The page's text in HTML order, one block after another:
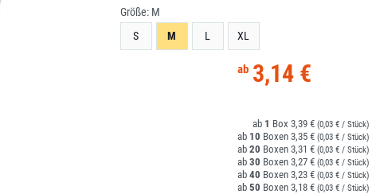
Größe: M
S
M L XL
3,14 €
1 3,39 € (0,03 € / Stück)
10 3,35 € (0,03 € / Stück)
20 3,31 € (0,03 € / Stück)
30 3,27 € (0,03 € / Stück)
40 3,23 € (0,03 € / Stück)
50 3,18 € (0,03 € / Stück)